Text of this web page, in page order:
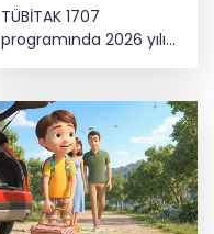
TÜBİTAK 1707
programında 2026 yılı